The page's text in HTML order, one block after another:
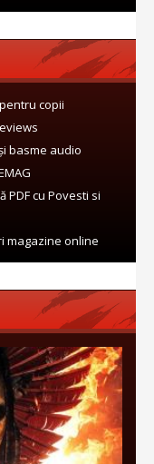
copii
basme audio
PDF cu Povesti si
magazine online